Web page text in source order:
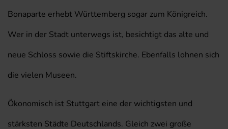
Bonaparte erhebt Württemberg sogar zum Königreich.
Wer in der Stadt unterwegs ist, besichtigt das alte und
neue Schloss sowie die Stiftskirche. Ebenfalls lohnen sich
die vielen Museen.
Ökonomisch ist Stuttgart eine der wichtigsten und
stärksten Städte Deutschlands. Gleich zwei große